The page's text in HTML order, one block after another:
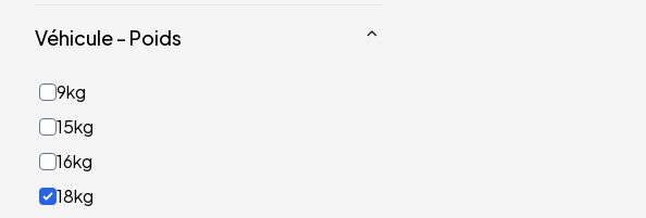
Véhicule - Poids
9kg
15kg
16kg
18kg